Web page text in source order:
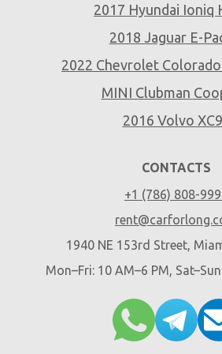
2017 Hyundai Ioniq
2018 Jaguar E-
2022 Chevrolet Colorado
MINI Clubman
2016 Volvo
CONTACTS
+1 (786) 808-
1940 NE 153rd Street,
Mon–Fri: 10 AM–6 PM,